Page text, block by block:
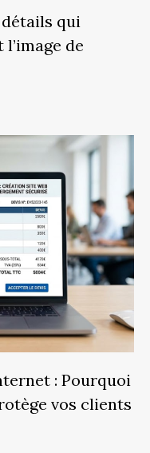
qui
de
: Pourquoi
vos clients